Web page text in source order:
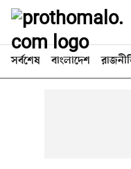
সর্বশেষ বাংলাদেশ